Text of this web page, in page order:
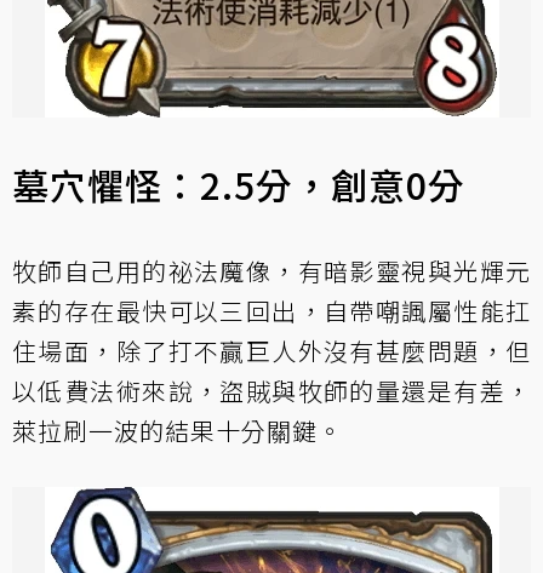
墓穴懼怪：2.5分，創意0分
牧師自己用的祕法魔像，有暗影靈視與光輝元
素的存在最快可以三回出，自帶嘲諷屬性能扛
住場面，除了打不贏巨人外沒有甚麼問題，但
以低費法術來說，盜賊與牧師的量還是有差，
萊拉刷一波的結果十分關鍵。